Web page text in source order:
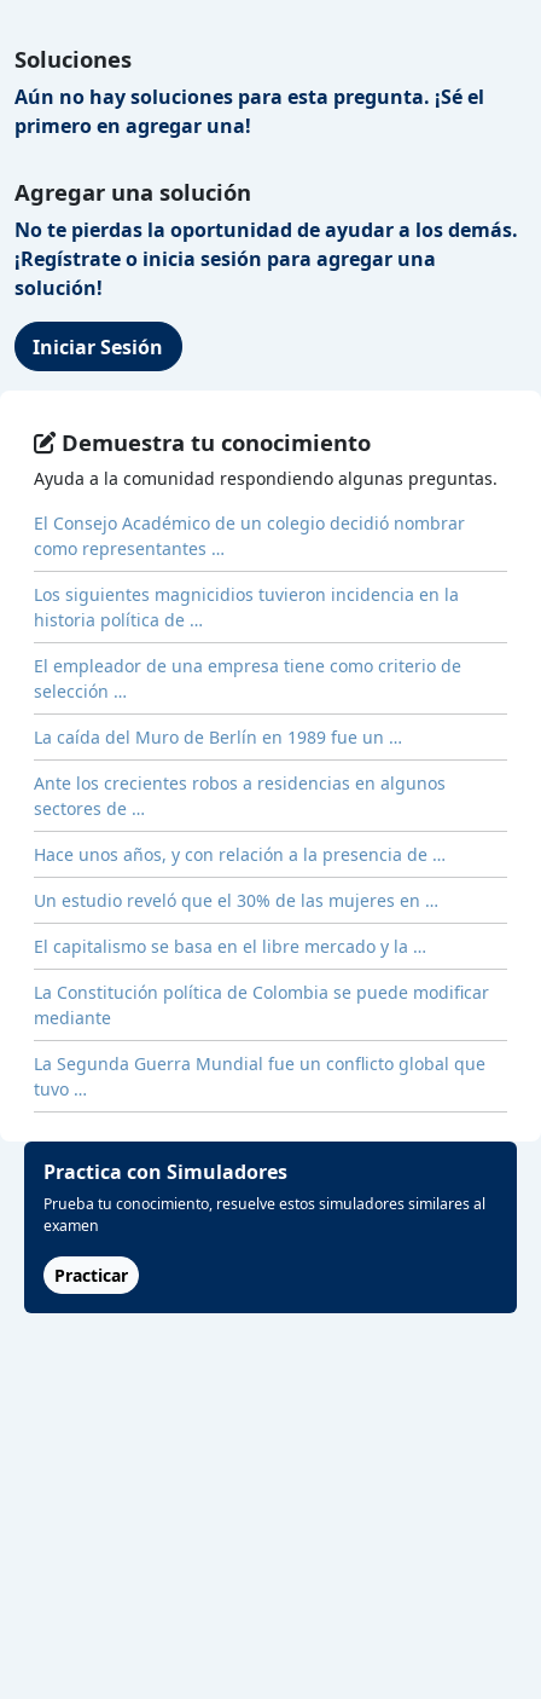
Soluciones
Aún no hay soluciones para esta pregunta. ¡Sé el
primero en agregar una!
Agregar una solución
No te pierdas la oportunidad de ayudar a los demás.
¡Regístrate o inicia sesión para agregar una
solución!
Iniciar Sesión
Demuestra tu conocimiento
Ayuda a la comunidad respondiendo algunas preguntas.
El Consejo Académico de un colegio decidió nombrar
como representantes …
Los siguientes magnicidios tuvieron incidencia en la
historia política de …
El empleador de una empresa tiene como criterio de
selección …
La caída del Muro de Berlín en 1989 fue un …
Ante los crecientes robos a residencias en algunos
sectores de …
Hace unos años, y con relación a la presencia de …
Un estudio reveló que el 30% de las mujeres en …
El capitalismo se basa en el libre mercado y la …
La Constitución política de Colombia se puede modificar
mediante
La Segunda Guerra Mundial fue un conflicto global que
tuvo …
Practica con Simuladores
Prueba tu conocimiento, resuelve estos simuladores similares al
examen
Practicar